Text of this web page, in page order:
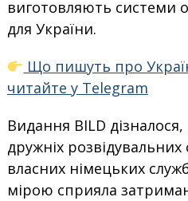
виготовляють системи
для України.
Що пишуть про
читайте у Telegram
Видання BILD
дружніх
власних німецьких
мірою сприяла